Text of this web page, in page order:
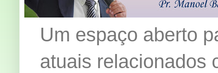
Um espaço aberto
atuais relacionados